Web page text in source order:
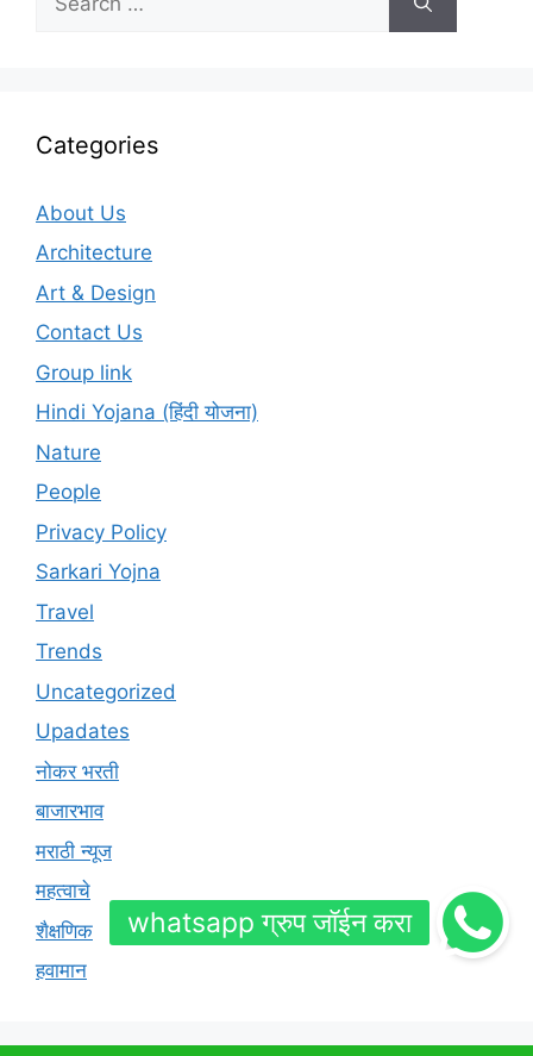
for:
Categories
About Us
Architecture
Art & Design
Contact Us
Group link
Hindi Yojana (हिंदी योजना)
Nature
People
Privacy Policy
Sarkari Yojna
Travel
Trends
Uncategorized
Upadates
नोकर भरती
बाजारभाव
मराठी न्यूज
महत्वाचे
शैक्षणिक
हवामान